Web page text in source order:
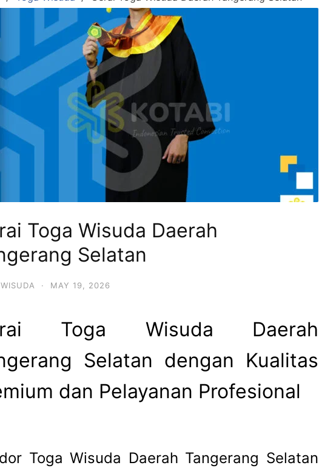
Toga Wisuda Daerah
Selatan
· MAY 19, 2026
Toga Wisuda Daerah
Selatan dengan Kualitas
dan Pelayanan Profesional
Toga Wisuda Daerah Tangerang Selatan